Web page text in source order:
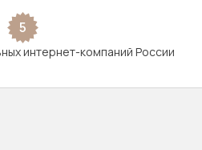
5
интернет-компаний России